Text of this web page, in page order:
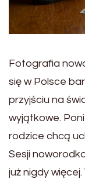
Fotografia
się w Polsce
przyjściu na
wyjątkowe.
rodzice chcą
Sesji
już nigdy